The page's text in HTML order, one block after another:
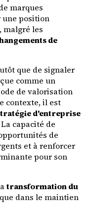
marques
une position
malgré les
de
que de signaler
comme un
de valorisation
contexte, il est
d'entreprise
capacité de
de
et à renforcer
pour son
transformation du
dans le maintien